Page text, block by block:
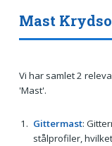
Mast
Vi har samlet 2
'Mast'.
Gittermast:
stålprofiler,